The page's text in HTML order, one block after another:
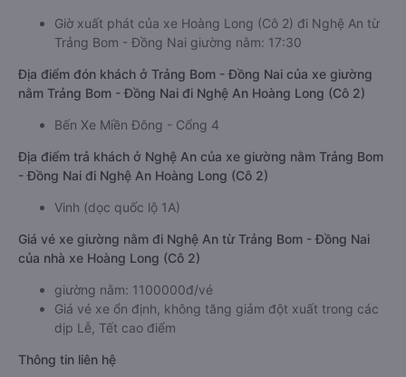
Giờ xuất phát của xe Hoàng Long (Cô 2) đi Nghệ An từ
Trảng Bom - Đồng Nai giường nằm: 17:30
Địa điểm đón khách ở Trảng Bom - Đồng Nai của xe giường
nằm Trảng Bom - Đồng Nai đi Nghệ An Hoàng Long (Cô 2)
Bến Xe Miền Đông - Cổng 4
Địa điểm trả khách ở Nghệ An của xe giường nằm Trảng Bom
- Đồng Nai đi Nghệ An Hoàng Long (Cô 2)
Vinh (dọc quốc lộ 1A)
Giá vé xe giường nằm đi Nghệ An từ Trảng Bom - Đồng Nai
của nhà xe Hoàng Long (Cô 2)
giường nằm: 1100000đ/vé
Giá vé xe ổn định, không tăng giảm đột xuất trong các
dịp Lễ, Tết cao điểm
Thông tin liên hệ